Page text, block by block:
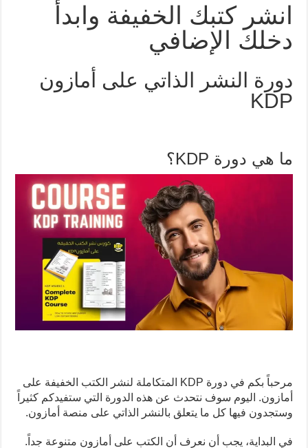
انشر كتبك الخفيفة وابدأ
دخلك الإضافي
دورة النشر الذاتي على أمازون
KDP
ما هي دورة KDP؟
مرحباً بكم في دورة KDP المتكاملة لنشر الكتب الخفيفة على
أمازون. اليوم سوف نتحدث عن هذه الدورة التي ستفيدكم كثيراً
وستجدون فيها كل ما يتعلق بالنشر الذاتي على منصة أمازون.
في البداية، يجب أن نعرف أن الكتب على أمازون متنوعة جداً.